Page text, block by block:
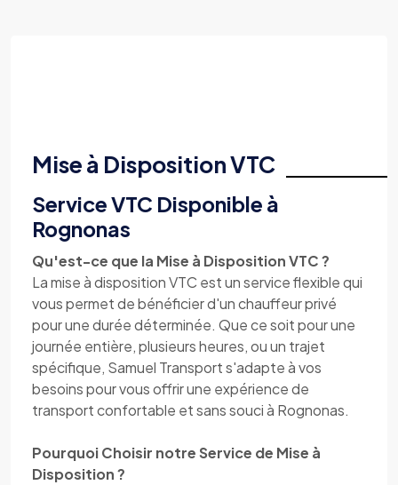
Mise à Disposition VTC
Service VTC Disponible à
Rognonas
Qu'est-ce que la Mise à Disposition VTC ?
La mise à disposition VTC est un service flexible qui
vous permet de bénéficier d'un chauffeur privé
pour une durée déterminée. Que ce soit pour une
journée entière, plusieurs heures, ou un trajet
spécifique, Samuel Transport s'adapte à vos
besoins pour vous offrir une expérience de
transport confortable et sans souci à Rognonas.
Pourquoi Choisir notre Service de Mise à
Disposition ?